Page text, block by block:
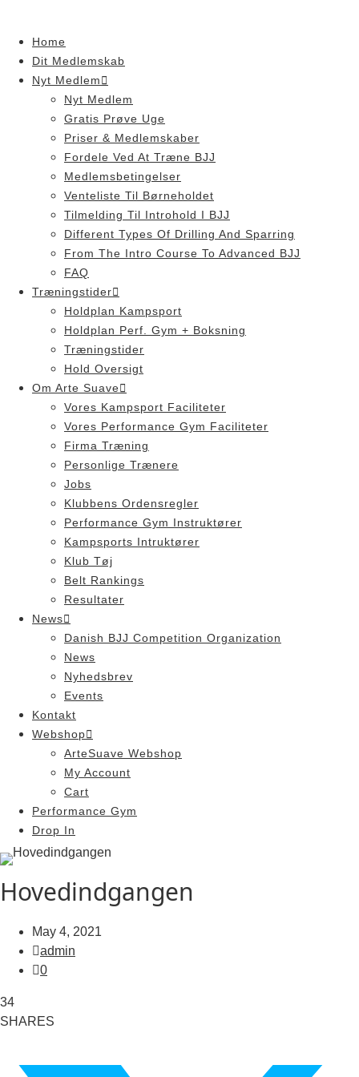
contentHome
Dit Medlemskab
Nyt Medlem
Nyt Medlem
Gratis Prøve Uge
Priser & Medlemskaber
Fordele Ved At Træne BJJ
Medlemsbetingelser
Venteliste Til Børneholdet
Tilmelding Til Introhold I BJJ
Different Types Of Drilling And Sparring
From The Intro Course To Advanced BJJ
FAQ
Træningstider
Holdplan Kampsport
Holdplan Perf. Gym + Boksning
Træningstider
Hold Oversigt
Om Arte Suave
Vores Kampsport Faciliteter
Vores Performance Gym Faciliteter
Firma Træning
Personlige Trænere
Jobs
Klubbens Ordensregler
Performance Gym Instruktører
Kampsports Intruktører
Klub Tøj
Belt Rankings
Resultater
News
Danish BJJ Competition Organization
News
Nyhedsbrev
Events
Kontakt
Webshop
ArteSuave Webshop
My Account
Cart
Performance Gym
Drop In
Hovedindgangen
May 4, 2021
admin
0
34
SHARES